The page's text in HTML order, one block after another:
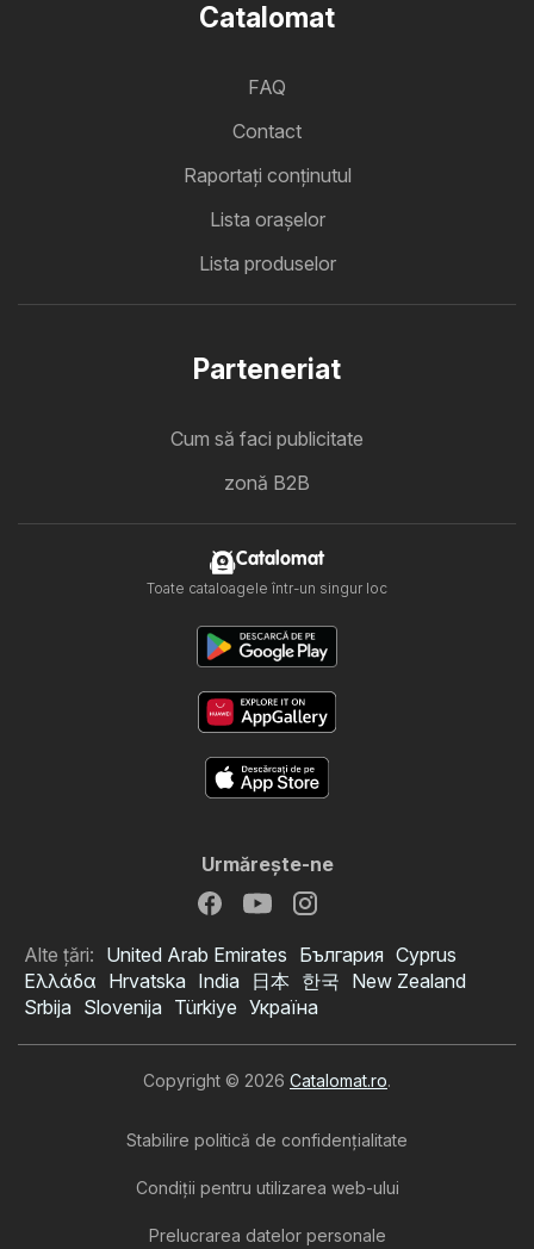
Catalomat
FAQ
Contact
Raportați conținutul
Lista oraşelor
Lista produselor
Parteneriat
Cum să faci publicitate
zonă B2B
Catalomat
Toate cataloagele într-un singur loc
Urmăreşte-ne
Alte țări: United Arab Emirates България Cyprus
Ελλάδα Hrvatska India 日本 한국 New Zealand
Srbija Slovenija Türkiye Україна
Copyright © 2026 Catalomat.ro.
Stabilire politică de confidenţialitate
Condiţii pentru utilizarea web-ului
Prelucrarea datelor personale